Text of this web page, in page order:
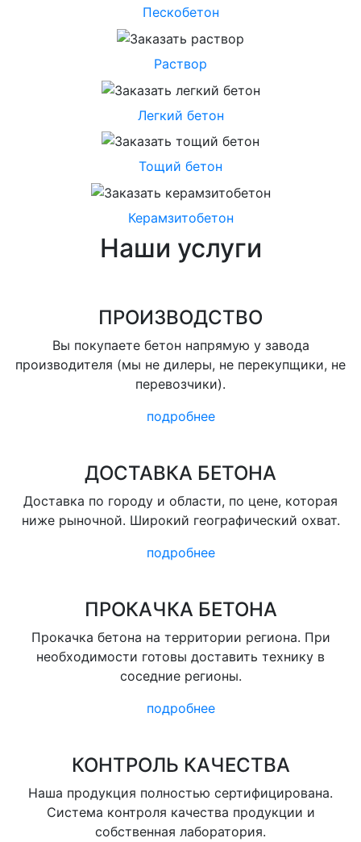
Пескобетон
Раствор
Легкий бетон
Тощий бетон
Керамзитобетон
Наши услуги
ПРОИЗВОДСТВО
Вы покупаете бетон напрямую у завода
производителя (мы не дилеры, не перекупщики, не
перевозчики).
подробнее
ДОСТАВКА БЕТОНА
Доставка по городу и области, по цене, которая
ниже рыночной. Широкий географический охват.
подробнее
ПРОКАЧКА БЕТОНА
Прокачка бетона на территории региона. При
необходимости готовы доставить технику в
соседние регионы.
подробнее
КОНТРОЛЬ КАЧЕСТВА
Наша продукция полностью сертифицирована.
Система контроля качества продукции и
собственная лаборатория.